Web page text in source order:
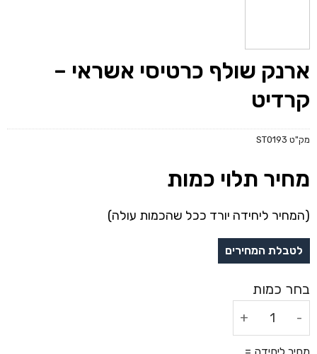
ארנק שולף כרטיסי אשראי –
קרדיט
מק"ט ST0193
מחיר תלוי כמות
(המחיר ליחידה יורד ככל שהכמות עולה)